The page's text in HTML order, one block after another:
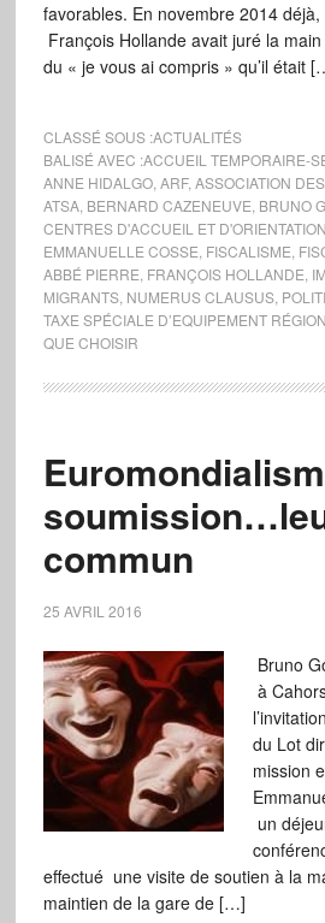
favorables. En novembre 2014
François Hollande avait juré la
du « je vous ai compris » qu’il était
CLASSÉ SOUS :ACTUALITÉS
BALISÉ AVEC :ACCUEIL TEMPORAIRE-
ANNE HIDALGO, ARF, ASSOCIATION
ATSA, BERNARD CAZENEUVE BRUNO
CENTRES D'ACCUEIL ET D'ORIENTATION
EMMANUELLE COSSE FISCALISME
ABBÉ PIERRE FRANÇOIS HOLLANDE
MIGRANTS, NUMERUS CLAUSUS,
TAXE SPÉCIALE D’EQUIPEMENT
QUE CHOISIR
commun
25 AVRIL 2016
Bruno
à
du Lot
mission
un
effectué une visite de soutien à la
maintien de la gare de […]